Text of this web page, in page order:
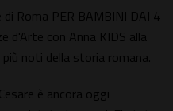
Roma PER BAMBINI DAI 4
d'Arte con Anna KIDS alla
noti della storia romana.
è ancora oggi